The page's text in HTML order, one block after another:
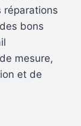
réparations
bons
mesure,
et de